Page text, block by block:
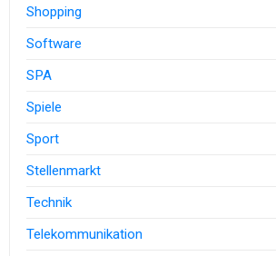
Shopping
Software
SPA
Spiele
Sport
Stellenmarkt
Technik
Telekommunikation